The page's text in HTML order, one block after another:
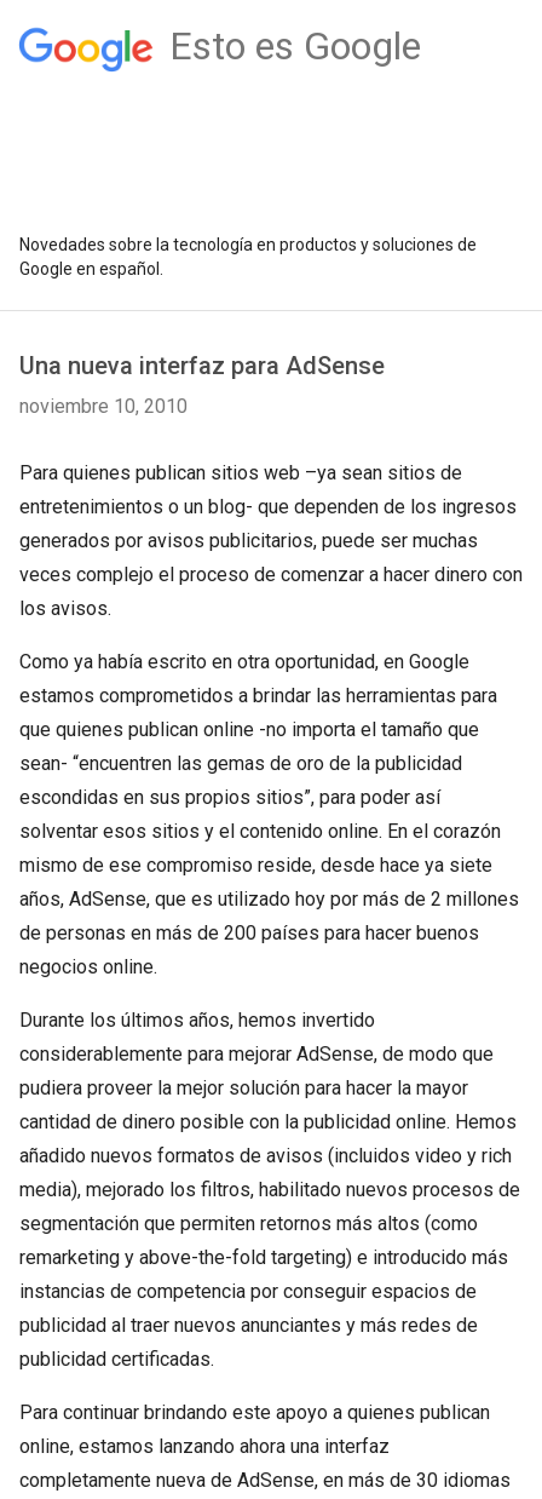
Esto es Google
Novedades sobre la tecnología en productos y soluciones de
Google en español.
Una nueva interfaz para AdSense
noviembre 10, 2010
Para quienes publican sitios web –ya sean sitios de
entretenimientos o un blog- que dependen de los ingresos
generados por avisos publicitarios, puede ser muchas
veces complejo el proceso de comenzar a hacer dinero con
los avisos.
Como ya había escrito en otra oportunidad, en Google
estamos comprometidos a brindar las herramientas para
que quienes publican online -no importa el tamaño que
sean- “encuentren las gemas de oro de la publicidad
escondidas en sus propios sitios”, para poder así
solventar esos sitios y el contenido online. En el corazón
mismo de ese compromiso reside, desde hace ya siete
años, AdSense, que es utilizado hoy por más de 2 millones
de personas en más de 200 países para hacer buenos
negocios online.
Durante los últimos años, hemos invertido
considerablemente para mejorar AdSense, de modo que
pudiera proveer la mejor solución para hacer la mayor
cantidad de dinero posible con la publicidad online. Hemos
añadido nuevos formatos de avisos (incluidos video y rich
media), mejorado los filtros, habilitado nuevos procesos de
segmentación que permiten retornos más altos (como
remarketing y above-the-fold targeting) e introducido más
instancias de competencia por conseguir espacios de
publicidad al traer nuevos anunciantes y más redes de
publicidad certificadas.
Para continuar brindando este apoyo a quienes publican
online, estamos lanzando ahora una interfaz
completamente nueva de AdSense, en más de 30 idiomas